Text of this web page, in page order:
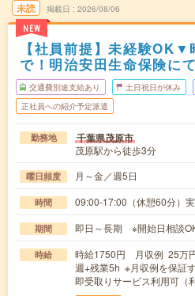
未読
NEW
掲載日 2026/08/06
【社員前提】未経験
で！明治安田生命保険に
交通費別途支給あり 土日祝日が休み
正社員への紹介予定派遣
勤務地 千葉県茂原市
茂原駅から徒歩3分
曜日頻度 月～金／週5日
時間 09:00-17:00（休憩60分）
期間 即日～長期 ※開始日相談
時給
時給1750円 月収例 25万
週+残業5h ※月収例を保証
即受取りサービス利用可（